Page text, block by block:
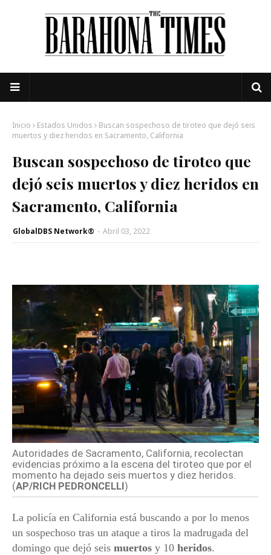
Inicio Estados Unidos
Buscan sospechoso de tiroteo que dejó seis
muertos y diez heridos en Sacramento, California
Buscan sospechoso de tiroteo que
dejó seis muertos y diez heridos en
Sacramento, California
GlobalDBS Network® - Abril 03, 2022
Autoridades de Sacramento, California, recolectan
evidencias próximo a la escena del tiroteo que por el
momento ha dejado seis muertos y diez heridos.
(AP/RICH PEDRONCELLI)
La policía en California está buscando a por lo menos
un sospechoso tras un ataque a tiros la madrugada del
domingo que dejó seis muertos y 10 heridos.